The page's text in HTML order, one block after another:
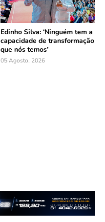
Edinho Silva: ‘Ninguém tem a
capacidade de transformação
que nós temos’
05 Agosto, 2026